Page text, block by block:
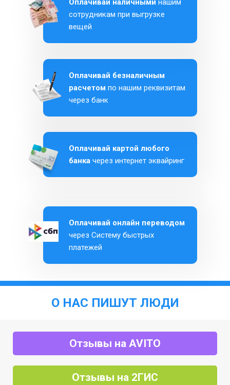
Оплачивай онлайн переводом
через Систему быстрых
платежей
Оплачивай картой любого
банка через интернет эквайринг
Оплачивай безналичным
расчетом по нашим реквизитам
через банк
сотрудникам при выгрузке
вещей
О НАС ПИШУТ ЛЮДИ
Отзывы на AVITO
Отзывы на 2ГИС